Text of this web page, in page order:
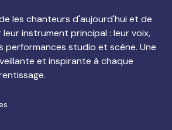
les chanteurs d'aujourd'hui et de
instrument principal : leur voix,
performances studio et scène. Une
et inspirante à chaque